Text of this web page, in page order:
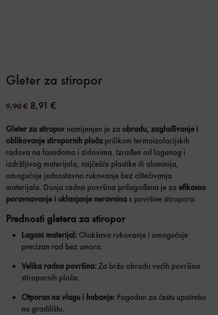
Gleter za stiropor
9,90€ Original price was: 9,90 €.
8,91 €Current price is: 8,91 €.
Gleter za stiropor namijenjen je za obradu, zaglađivanje i
oblikovanje stiropornih ploča prilikom termoizolacijskih
radova na fasadama i zidovima. Izrađen od laganog i
izdržljivog materijala, najčešće plastike ili aluminija,
omogućuje jednostavno rukovanje bez oštećivanja
materijala. Donja radna površina prilagođena je za efikasno
poravnavanje i uklanjanje neravnina s površine stiropora.
Prednosti gletera za stiropor
Lagani materijal: Olakšava rukovanje i omogućuje
precizan rad bez umora.
Velika radna površina: Za bržu obradu većih površina
stiropornih ploča.
Otporan na vlagu i habanje: Pogodan za čestu upotrebu
na gradilištu.